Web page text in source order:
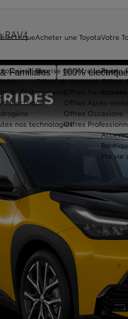
Familiales 100%
Rechargeable
Électrique
nos technologies
Acheter une Toyota
Reprise de votre voiture
Offres du moment
Offres Après-
Offres Occasions
Offres
Votre
Toyota
Offres
Ma vie
RAV4